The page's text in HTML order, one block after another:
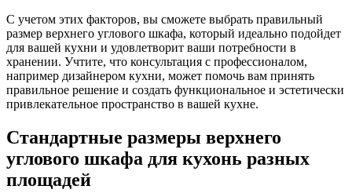
С учетом этих факторов, вы сможете выбрать правильный
размер верхнего углового шкафа, который идеально подойдет
для вашей кухни и удовлетворит ваши потребности в
хранении. Учтите, что консультация с профессионалом,
например дизайнером кухни, может помочь вам принять
правильное решение и создать функциональное и эстетически
привлекательное пространство в вашей кухне.
Стандартные размеры верхнего
углового шкафа для кухонь разных
площадей